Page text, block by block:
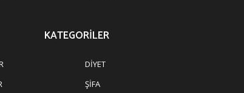
KATEGORILER
DIYET
ŞIFA